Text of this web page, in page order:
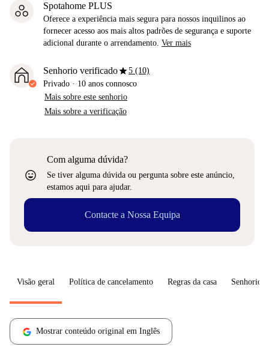
Spotahome PLUS
Oferece a experiência mais segura para nossos inquilinos ao
fornecer acesso aos mais altos padrões de segurança e suporte
adicional durante o arrendamento. Ver mais
Senhorio verificadostar5 (10)
Privado · 10 anos connosco
Mais sobre este senhorio
Mais sobre a verificação
sentiment_very_satisfied
Com alguma dúvida?
Se tiver alguma dúvida ou pergunta sobre este anúncio,
estamos aqui para ajudar.
Contacte a Nossa Equipa
Visão geral Política de cancelamento Regras da casa Senhorio
Mostrar conteúdo original em Inglês